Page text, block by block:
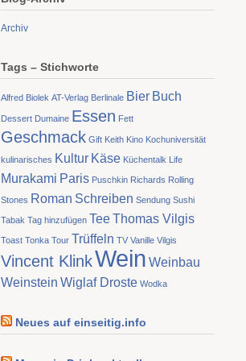
Archiv
Tags – Stichworte
Alfred Biolek AT-Verlag Berlinale Bier Buch
Dessert Dumaine Essen Fett
Geschmack Gift Keith Kino Kochuniversität
kulinarisches Kultur Käse Küchentalk Life
Murakami Paris Puschkin Richards Rolling
Stones Roman Schreiben Sendung Sushi
Tabak Tag hinzufügen TeeThomas Vilgis
Toast Tonka Tour Trüffeln TV Vanille Vilgis
Vincent KlinkWein Weinbau
Weinstein Wiglaf Droste Wodka
Neues auf einseitig.info